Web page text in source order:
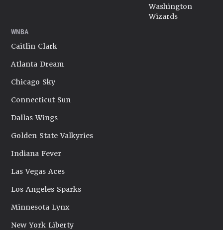
Washington
Wizards
WNBA
Caitlin Clark
Atlanta Dream
Chicago Sky
Connecticut Sun
Dallas Wings
Golden State Valkyries
Indiana Fever
Las Vegas Aces
Los Angeles Sparks
Minnesota Lynx
New York Liberty